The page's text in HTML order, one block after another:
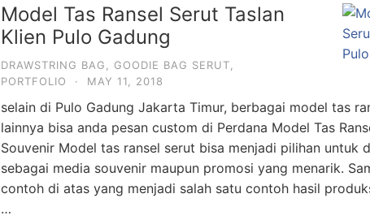
Model Tas Ransel Serut Taslan
Klien Pulo Gadung
DRAWSTRING BAG GOODIE BAG SERUT
PORTFOLIO
· MAY 11, 2018
selain di Pulo Gadung Jakarta Timur, berbagai model tas
lainnya bisa anda pesan custom di Perdana Model Tas
Souvenir Model tas ransel serut bisa menjadi pilihan untuk
sebagai media souvenir maupun promosi yang menarik.
contoh di atas yang menjadi salah satu contoh hasil
…